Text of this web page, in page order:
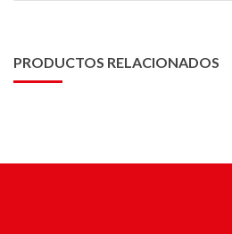
PRODUCTOS RELACIONADOS